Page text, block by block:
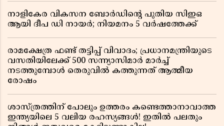
നാളികേര വികസന ബോർഡിൻ്റെ പുതിയ സിഇഒ
ആയി ദീപ ഡി നായർ; നിയമനം 5 വർഷത്തേക്ക് ​​​​​​​
രാമക്ഷേത്ര ഫണ്ട് തട്ടിപ്പ് വിവാദം; പ്രധാനമന്ത്രിയുടെ
വസതിയിലേക്ക് 500 സന്ന്യാസിമാർ മാർച്ച്
നടത്തുമ്പോൾ തെരുവിൽ കത്തുന്നത് ആത്മീയ
രോഷം
ശാസ്ത്രത്തിന് പോലും ഉത്തരം കണ്ടെത്താനാവാത്ത
ഇന്ത്യയിലെ 5 വലിയ രഹസ്യങ്ങൾ! ഇതിൽ പലതും